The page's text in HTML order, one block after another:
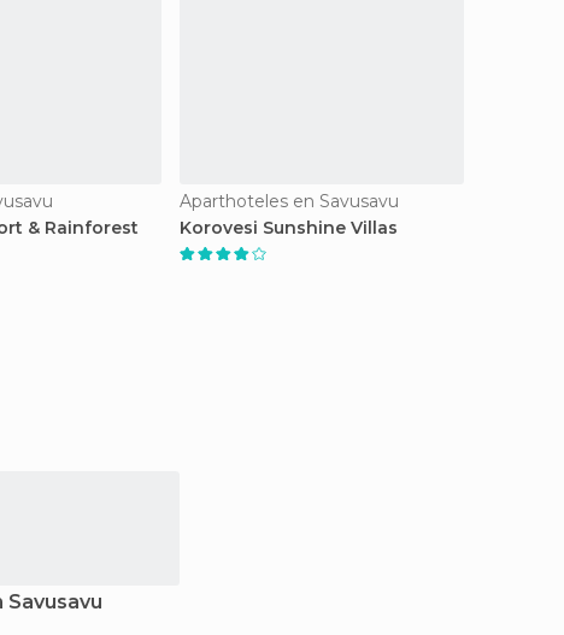
& Rainforest
Aparthoteles en Savusavu
Korovesi Sunshine Villas
Savusavu